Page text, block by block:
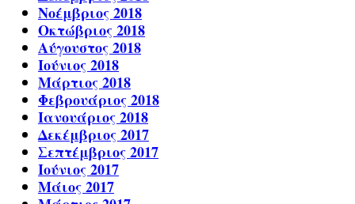
Νοέμβριος 2018
Οκτώβριος 2018
Αύγουστος 2018
Ιούνιος 2018
Μάρτιος 2018
Φεβρουάριος 2018
Ιανουάριος 2018
Δεκέμβριος 2017
Σεπτέμβριος 2017
Ιούνιος 2017
Μάιος 2017